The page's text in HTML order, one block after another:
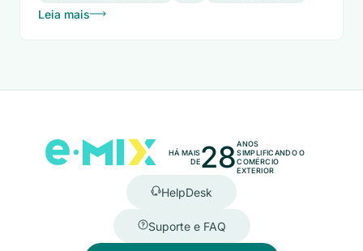
Leia mais
HÁ MAIS
DE28ANOS
SIMPLIFICANDO O
COMÉRCIO
EXTERIOR
HelpDesk
Suporte e FAQ